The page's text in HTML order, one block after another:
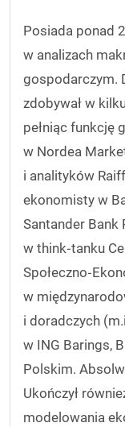
Posiada ponad
w analizach
gospodarczym.
zdobywał w
pełniąc funkcję
w Nordea
i analityków
ekonomisty w
Santander Bank
w think‑tanku
w
i doradczych
w ING Barings,
Polskim.
Ukończył
modelowania